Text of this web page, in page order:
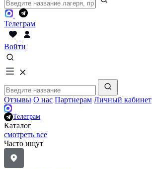
Телеграм
Войти
Отзывы О нас Партнерам Личный кабинет
Телеграм
Каталог
смотреть все
Часто ищут